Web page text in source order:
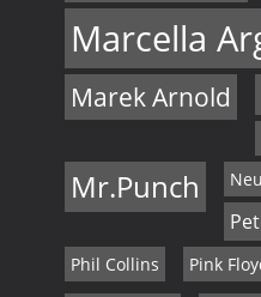
Marcella
Marek Arnold
Mr.Punch
Phil Collins Pink